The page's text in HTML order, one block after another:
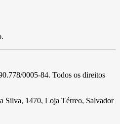
0005-84. Todos os direitos
Silva, 1470, Loja Térreo, Salvador